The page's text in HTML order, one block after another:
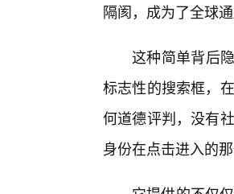
隔阂，成为了全球
这种简单背后
标志性的搜索框，
何道德评判，没有
身份在点击进入的